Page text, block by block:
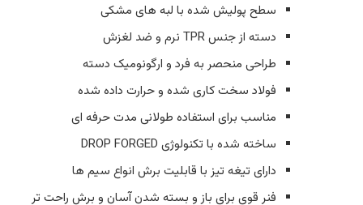
سطح پولیش شده با لبه های مشکی
دسته از جنس TPR نرم و ضد لغزش
طراحی منحصر به فرد و ارگونومیک دسته
فولاد سخت کاری شده و حرارت داده شده
مناسب برای استفاده طولانی مدت حرفه ای
ساخته شده با تکنولوژی DROP FORGED
دارای تیغه تیز با قابلیت برش انواع سیم ها
فنر قوی برای باز و بسته شدن آسان و برش راحت تر